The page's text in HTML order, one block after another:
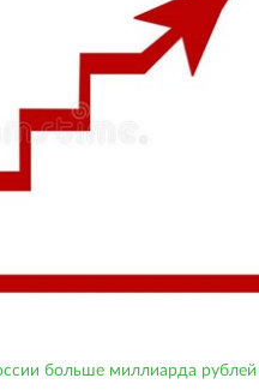
больше миллиарда рублей